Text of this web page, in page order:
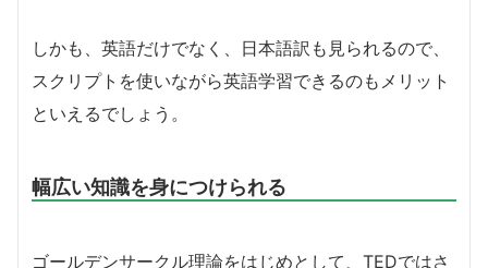
しかも、英語だけでなく、日本語訳も見られるので、
スクリプトを使いながら英語学習できるのもメリット
といえるでしょう。
幅広い知識を身につけられる
ゴールデンサークル理論をはじめとして、TEDではさ